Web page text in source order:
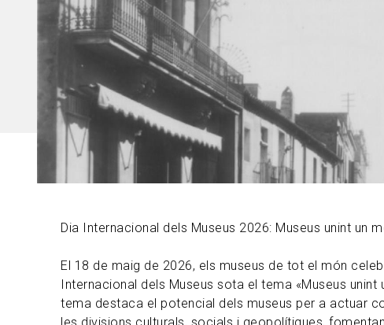
Dia Internacional dels Museus 2026: Museus unint un
El 18 de maig de 2026, els museus de tot el món
Internacional dels Museus sota el tema «Museus unint
tema destaca el potencial dels museus per a actuar